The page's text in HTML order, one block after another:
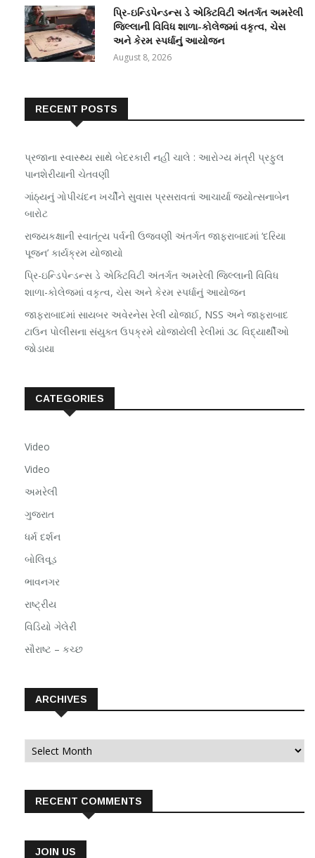
પ્રિ-ઇન્ડિપેન્ડન્સ ડે એક્ટિવિટી અંતર્ગત અમરેલી
જિલ્લાની વિવિધ શાળા-કોલેજમાં વકૃત્વ, ચેસ
અને કેરમ સ્પર્ધાનું આયોજન
August 8, 2026
RECENT POSTS
પ્રજાના સ્વાસ્થ્ય સાથે બેદરકારી નહીં ચાલે : આરોગ્ય મંત્રી પ્રફુલ
પાનશેરીયાની ચેતવણી
ગાંઠ્યનું ગોપીચંદન ખર્ચીને સુવાસ પ્રસરાવતાં આચાર્યા જ્યોત્સનાબેન
બારોટ
રાજ્યકક્ષાની સ્વાતંત્ર્ય પર્વની ઉજવણી અંતર્ગત જાફરાબાદમાં ‘દરિયા
પૂજન’ કાર્યક્રમ યોજાયો
પ્રિ-ઇન્ડિપેન્ડન્સ ડે એક્ટિવિટી અંતર્ગત અમરેલી જિલ્લાની વિવિધ
શાળા-કોલેજમાં વકૃત્વ, ચેસ અને કેરમ સ્પર્ધાનું આયોજન
જાફરાબાદમાં સાયબર અવેરનેસ રેલી યોજાઈ, NSS અને જાફરાબાદ
ટાઉન પોલીસના સંયુક્ત ઉપક્રમે યોજાયેલી રેલીમાં ૩૮ વિદ્યાર્થીઓ
જોડાયા
CATEGORIES
Video
Video
અમરેલી
ગુજરાત
ધર્મ દર્શન
બોલિવૂડ
ભાવનગર
રાષ્ટ્રીય
વિડિયો ગેલેરી
સૌરાષ્ટ – કચ્છ
ARCHIVES
Archives
RECENT COMMENTS
JOIN US